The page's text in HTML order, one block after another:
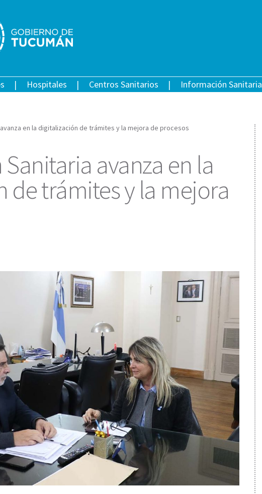
Hospitales Centros Sanitarios Información Sanitaria
en la digitalización de trámites y la mejora de procesos
avanza en la
de trámites y la mejora